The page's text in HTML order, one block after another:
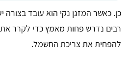
כן. כאשר המזגן נקי הוא עובד בצורה
רבים נדרש פחות מאמץ כדי לקרר
להפחית את צריכת החשמל.